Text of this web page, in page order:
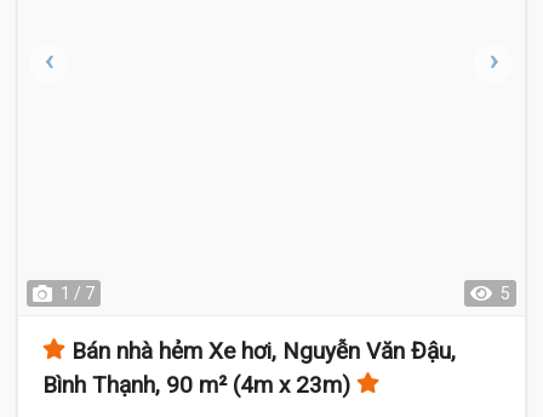
1 / 7 5
Bán nhà hẻm Xe hơi, Nguyễn Văn Đậu,
Bình Thạnh, 90 m² (4m x 23m)